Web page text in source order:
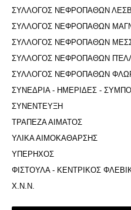
ΣΥΛΛΟΓΟΣ ΝΕΦΡΟΠΑΘΩΝ
ΣΥΛΛΟΓΟΣ ΝΕΦΡΟΠΑΘΩΝ
ΣΥΛΛΟΓΟΣ ΝΕΦΡΟΠΑΘΩΝ
ΣΥΛΛΟΓΟΣ ΝΕΦΡΟΠΑΘΩΝ
ΣΥΛΛΟΓΟΣ ΝΕΦΡΟΠΑΘΩΝ
ΣΥΝΕΔΡΙΑ - ΗΜΕΡΙΔΕΣ -
ΣΥΝΕΝΤΕΥΞΗ
ΤΡΑΠΕΖΑ ΑΙΜΑΤΟΣ
ΥΛΙΚΑ ΑΙΜΟΚΑΘΑΡΣΗΣ
ΥΠΕΡΗΧΟΣ
ΦΙΣΤΟΥΛΑ - ΚΕΝΤΡΙΚΟΣ
Χ.Ν.Ν.